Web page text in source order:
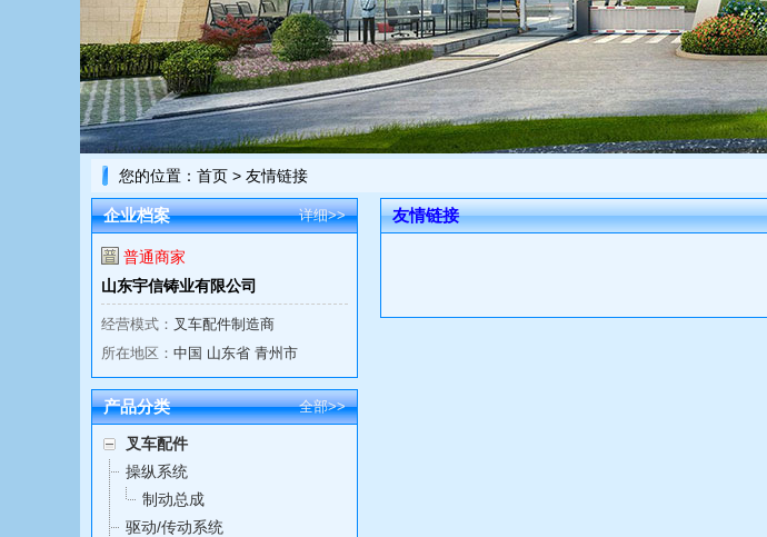
您的位置： 首页 > 友情链接
企业档案 详细>>
普通商家
山东宇信铸业有限公司
经营模式： 叉车配件制造商
所在地区： 中国 山东省 青州市
产品分类 全部>>
叉车配件
操纵系统
制动总成
驱动/传动系统
友情链接